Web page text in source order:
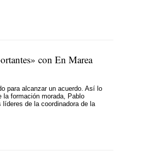
con En Marea
para alcanzar un acuerdo. Así lo
la formación morada, Pablo
de la coordinadora de la